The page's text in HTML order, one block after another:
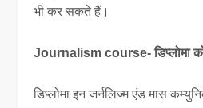
भी कर सकते हैं।
Journalism course- डिप्लोमा
डिप्लोमा इन जर्नलिज्म एंड मास